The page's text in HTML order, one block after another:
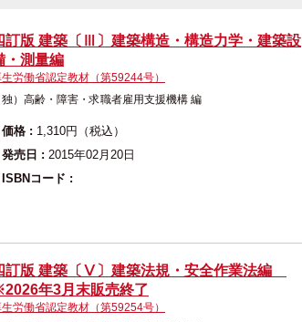
訂版 建築〔Ⅲ〕建築構造・構造力学・建築設
・測量編
生労働省認定教材（第59244号）
独）高齢・障害・求職者雇用支援機構 編
価格 : 1,310円（税込）
発売日 : 2015年02月20日
ISBNコード :
訂版 建築〔Ⅴ〕建築法規・安全作業法編
年3月末販売終了
生労働省認定教材（第59254号）